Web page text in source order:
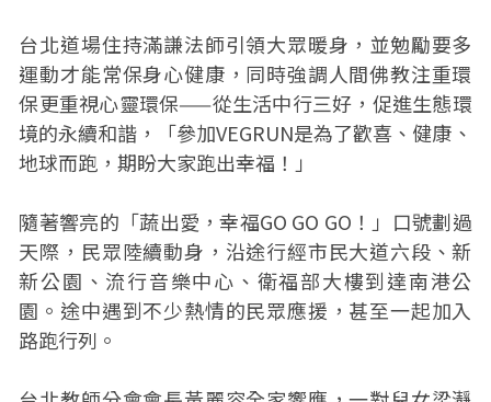
台北道場住持滿謙法師引領大眾暖身，並勉勵要多
運動才能常保身心健康，同時強調人間佛教注重環
保更重視心靈環保——從生活中行三好，促進生態環
境的永續和諧，「參加VEGRUN是為了歡喜、健康、
地球而跑，期盼大家跑出幸福！」
隨著響亮的「蔬出愛，幸福GO GO GO！」口號劃過
天際，民眾陸續動身，沿途行經市民大道六段、新
新公園、流行音樂中心、衛福部大樓到達南港公
園。途中遇到不少熱情的民眾應援，甚至一起加入
路跑行列。